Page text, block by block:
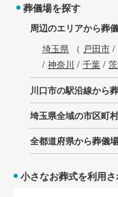
葬儀場を探す
周辺のエリアから葬
埼玉県（ 戸田市/
/ 神奈川 / 千葉/
川口市の駅沿線から
埼玉県全域の市区町
全都道府県から葬儀
小さなお葬式を利用